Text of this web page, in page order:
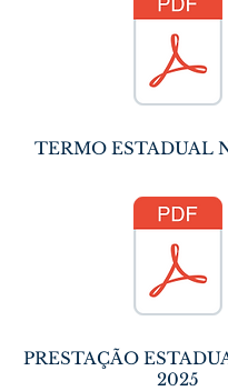
TERMO ESTADUAL
PRESTAÇÃO
2025